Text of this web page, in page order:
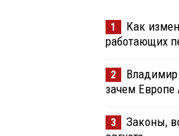
1
Как
работающих
2
зачем
3
Законы,